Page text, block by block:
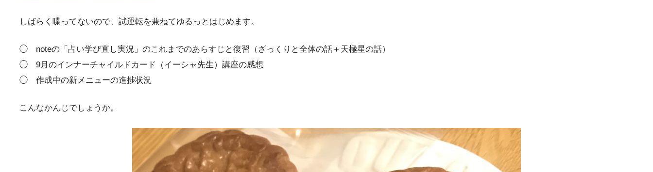
しばらく喋ってないので、試運転を兼ねてゆるっとはじめます。
◯ noteの「占い学び直し実況」のこれまでのあらすじと復習（ざっくりと全体の話＋天極星の話）
◯ 9月のインナーチャイルドカード（イーシャ先生）講座の感想
◯ 作成中の新メニューの進捗状況
こんなかんじでしょうか。